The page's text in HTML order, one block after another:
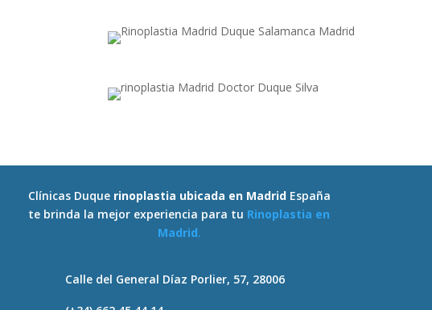
Clínicas Duque rinoplastia ubicada en MadridEspaña
te brinda la mejor experiencia para tu Rinoplastia en
Madrid.
Calle del General Díaz Porlier, 57, 28006